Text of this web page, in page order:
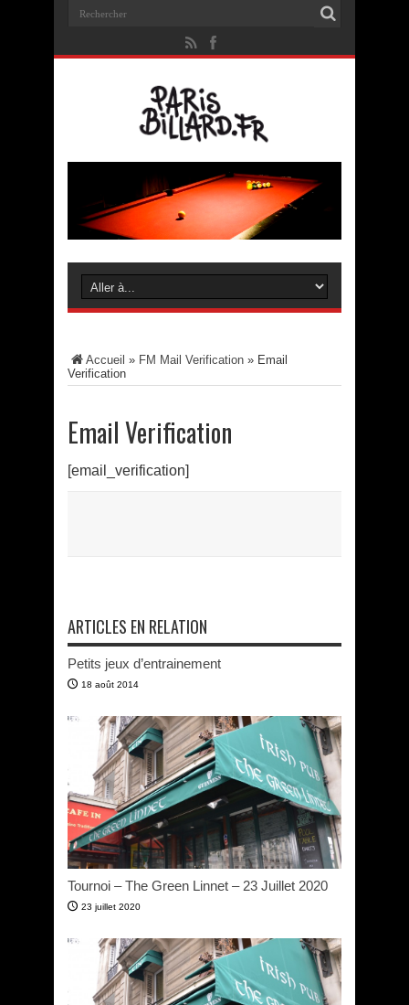
Accueil » FM Mail Verification » Email
Verification
Email Verification
[email_verification]
ARTICLES EN RELATION
Petits jeux d’entrainement
18 août 2014
Tournoi – The Green Linnet – 23 Juillet 2020
23 juillet 2020